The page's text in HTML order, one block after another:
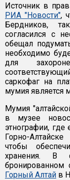
Источник в
РИА "Новости",
Бердников,
согласился с
обещал
необходимо
для
саркофаг на
мумия является
Мумия
в музее
этнографии,
Горно-
чтобы
хранения. В
бронированном
Горный Алтай в